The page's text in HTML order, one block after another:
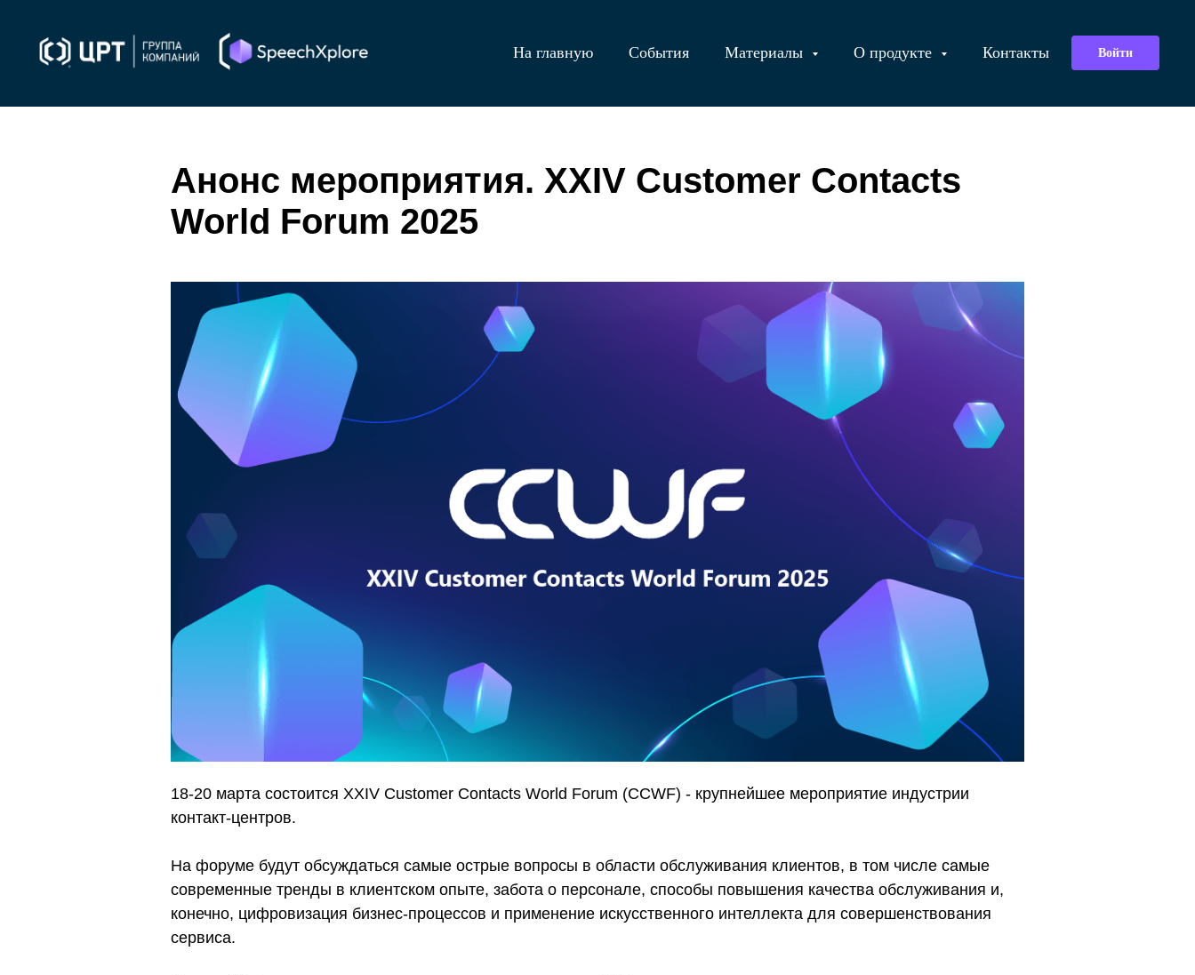
На главную События Материалы О продукте Контакты Войти
Анонс мероприятия. XXIV Customer Contacts
World Forum 2025
18-20 марта состоится XXIV Customer Contacts World Forum (CCWF) - крупнейшее мероприятие индустрии
контакт-центров.
На форуме будут обсуждаться самые острые вопросы в области обслуживания клиентов, в том числе самые
современные тренды в клиентском опыте, забота о персонале, способы повышения качества обслуживания и,
конечно, цифровизация бизнес-процессов и применение искусственного интеллекта для совершенствования
сервиса.